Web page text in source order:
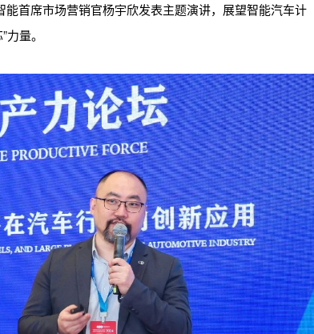
首席市场营销官杨宇欣发表主题演讲，展望智能汽车计
量。